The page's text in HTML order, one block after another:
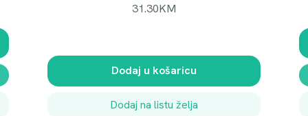
31.30KM
Dodaj u košaricu
Dodaj na listu želja